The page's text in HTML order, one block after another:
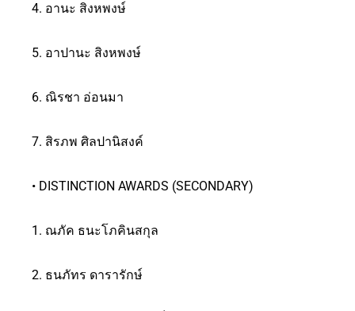
4. อานะ สิงหพงษ์
5. อาปานะ สิงหพงษ์
6. ณิรชา อ่อนมา
7. สิรภพ ศิลปานิสงค์
• DISTINCTION AWARDS (SECONDARY)
1. ณภัค ธนะโภคินสกุล
2. ธนภัทร ดารารักษ์